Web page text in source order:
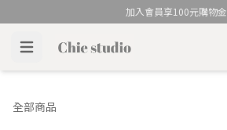
加入會員享100元購物金
全部商品